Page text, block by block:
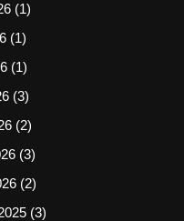
(1)
(1)
(1)
(3)
(2)
(3)
(2)
(3)